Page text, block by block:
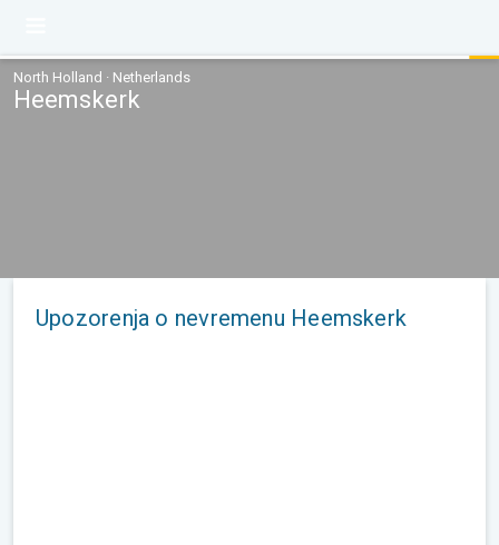
North Holland · Netherlands
Heemskerk
Upozorenja o nevremenu Heemskerk